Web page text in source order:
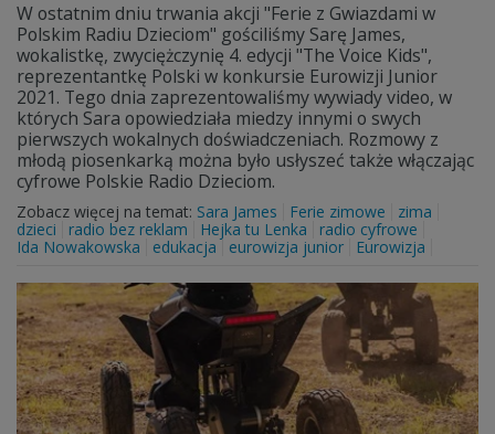
W ostatnim dniu trwania akcji "Ferie z Gwiazdami w
Polskim Radiu Dzieciom" gościliśmy Sarę James,
wokalistkę, zwyciężczynię 4. edycji "The Voice Kids",
reprezentantkę Polski w konkursie Eurowizji Junior
2021. Tego dnia zaprezentowaliśmy wywiady video, w
których Sara opowiedziała miedzy innymi o swych
pierwszych wokalnych doświadczeniach. Rozmowy z
młodą piosenkarką można było usłyszeć także włączając
cyfrowe Polskie Radio Dzieciom.
Zobacz więcej na temat: Sara James Ferie zimowe
zima
dzieci
radio bez reklam Hejka tu Lenka
radio cyfrowe
Ida Nowakowska
edukacja eurowizja junior Eurowizja